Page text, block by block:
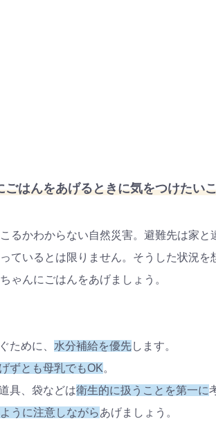
ごはんをあげるときに気をつけたい
るかわからない自然災害。避難先は家と
ているとは限りません。そうした状況を
ゃんにごはんをあげましょう。
ために、 水分補給を優先します。
ずとも母乳でもOK。
具、袋などは衛生的に扱うことを第一に
うに注意しながらあげましょう。